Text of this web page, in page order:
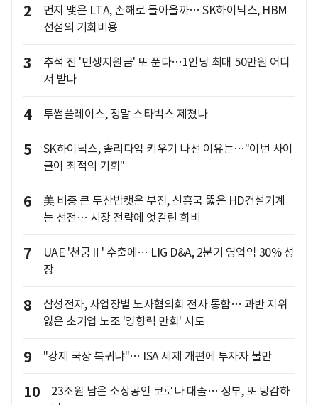
2
먼저 맺은 LTA, 손해로 돌아올까… SK하이닉스, HBM
선점의 기회비용
3
추석 전 '민생지원금' 또 푼다…1인당 최대 50만원 어디
서 받나
4 투썸플레이스, 정말 스타벅스 제쳤나
5
SK하이닉스, 솔리다임 키우기 나선 이유는…"이번 사이
클이 최적의 기회"
6
美 비중 큰 두산밥캣은 부진, 신흥국 뚫은 HD건설기계
는 선전… 시장 전략에 엇갈린 희비
7
UAE '천궁Ⅱ' 수출에… LIG D&A, 2분기 영업익 30% 성
장
8
삼성전자, 사업장별 노사협의회 전사 통합… 과반 지위
잃은 초기업 노조 '영향력 만회' 시도
9 "강제 국장 복귀냐"… ISA 세제 개편에 투자자 불만
10
23조원 남은 소상공인 코로나 대출… 정부, 또 탕감하